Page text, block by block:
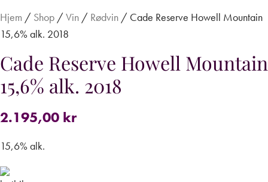
Hjem / Shop / Vin / Rødvin / Cade Reserve Howell Mountain
15,6% alk. 2018
Cade Reserve Howell Mountain
15,6% alk. 2018
2.195,00 kr
15,6% alk.